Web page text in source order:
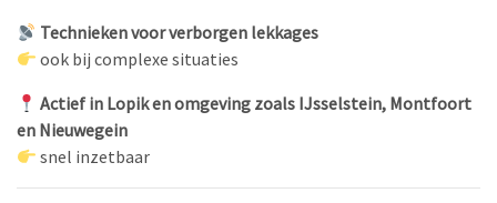
Technieken voor verborgen lekkages
ook bij complexe situaties
Actief in Lopik en omgeving zoals IJsselstein, Montfoort
en Nieuwegein
snel inzetbaar